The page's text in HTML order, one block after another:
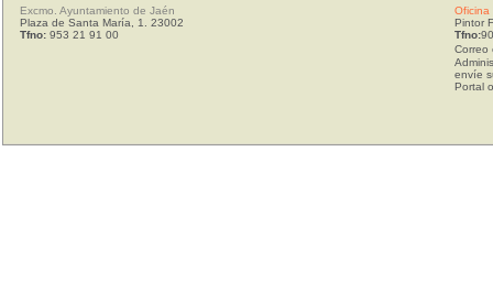
Excmo. Ayuntamiento de Jaén
Plaza de Santa María, 1. 23002
Tfno: 953 21 91 00
Oficina
Pintor
Tfno:
Correo
envíe
Portal